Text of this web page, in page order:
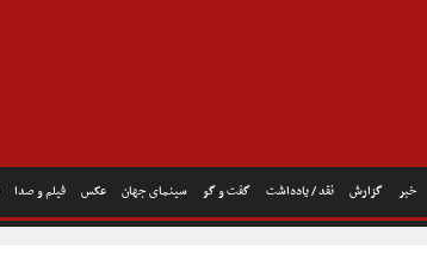
خبر گزارش نقد / یادداشت گفت و گو سینمای جهان عکس فیلم و صدا